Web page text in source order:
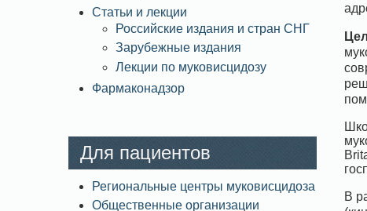
В
Статьи и лекции
Российские издания и стран СНГ
Зарубежные издания
Лекции по муковисцидозу
Фармаконадзор
Для пациентов
Региональные центры муковисцидоза
Общественные организации